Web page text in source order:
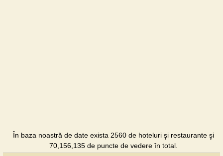
În baza noastră de date exista 2560 de hoteluri şi restaurante şi
70,156,135 de puncte de vedere în total.